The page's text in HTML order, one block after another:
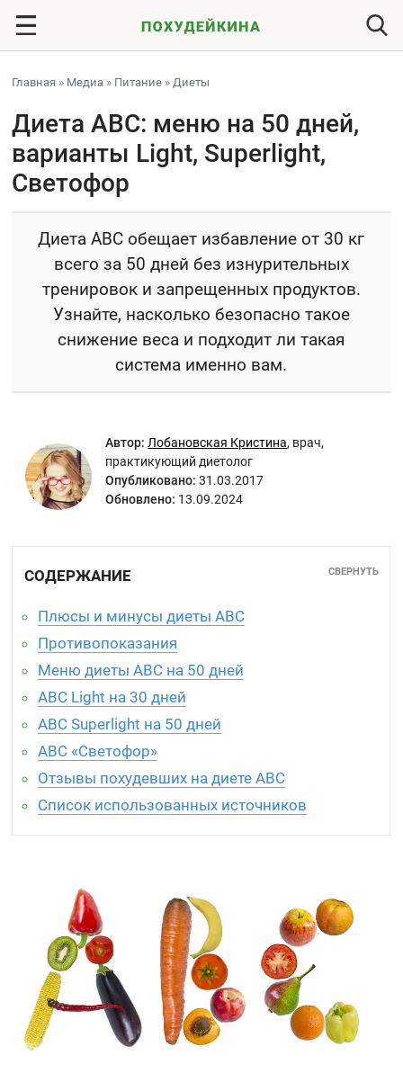
Главная » Медиа » Питание »Диеты
Диета ABC: меню на 50 дней,
варианты Light, Superlight,
Светофор
Диета ABC обещает избавление от 30 кг
всего за 50 дней без изнурительных
тренировок и запрещенных продуктов.
Узнайте, насколько безопасно такое
снижение веса и подходит ли такая
система именно вам.
Автор: Лобановская Кристина, врач,
практикующий диетолог
Опубликовано: 31.03.2017
Обновлено: 13.09.2024
СОДЕРЖАНИЕ СВЕРНУТЬ
Плюсы и минусы диеты ABC
Противопоказания
Меню диеты ABC на 50 дней
ABC Light на 30 дней
ABC Superlight на 50 дней
ABC «Светофор»
Отзывы похудевших на диете ABC
Список использованных источников